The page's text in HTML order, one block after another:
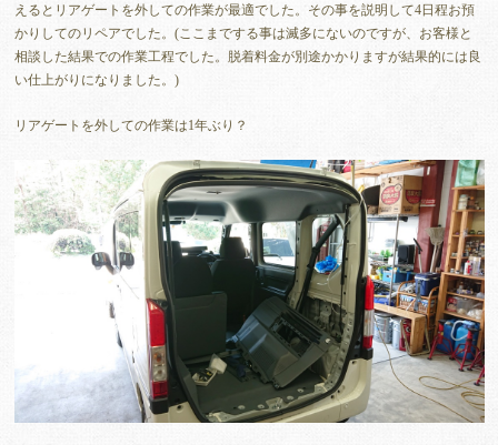
えるとリアゲートを外しての作業が最適でした。その事を説明して4日程お預
かりしてのリペアでした。(ここまでする事は滅多にないのですが、お客様と
相談した結果での作業工程でした。脱着料金が別途かかりますが結果的には良
い仕上がりになりました。)
リアゲートを外しての作業は1年ぶり？